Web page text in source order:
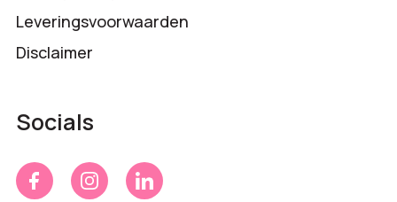
Leveringsvoorwaarden
Disclaimer
Socials